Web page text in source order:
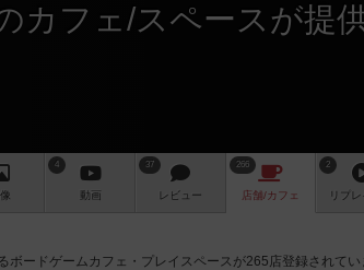
カフェ/スペースが提
4
動画
37
レビュー
266
店舗/カフェ
2
リプレ
ボードゲームカフェ・プレイスペースが265店登録されて